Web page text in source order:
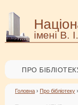
імені В.
ПРО
Головна › Про бібліотеку